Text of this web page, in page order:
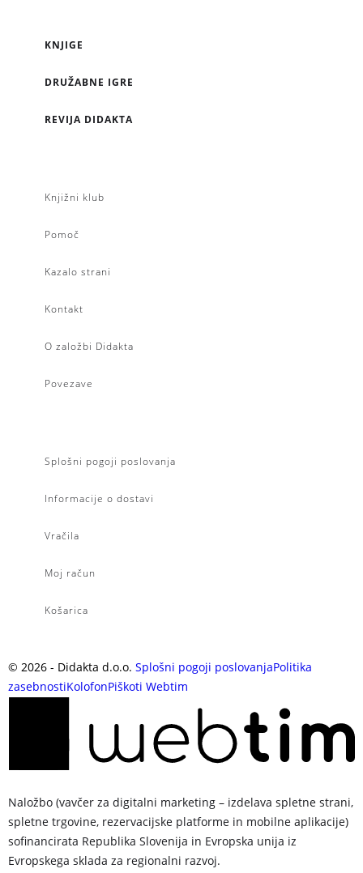
KNJIGE
DRUŽABNE IGRE
REVIJA DIDAKTA
Knjižni klub
Pomoč
Kazalo strani
Kontakt
O založbi Didakta
Povezave
Splošni pogoji poslovanja
Informacije o dostavi
Vračila
Moj račun
Košarica
© 2026 - Didakta d.o.o. Splošni pogoji poslovanjaPolitika
zasebnostiKolofonPiškoti Webtim
Naložbo (vavčer za digitalni marketing – izdelava spletne strani,
spletne trgovine, rezervacijske platforme in mobilne aplikacije)
sofinancirata Republika Slovenija in Evropska unija iz
Evropskega sklada za regionalni razvoj.